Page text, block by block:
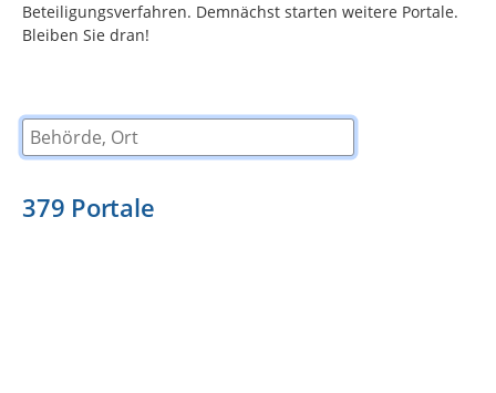
Beteiligungsverfahren. Demnächst starten weitere Portale.
Bleiben Sie dran!
Behörde, Ort
379 Portale